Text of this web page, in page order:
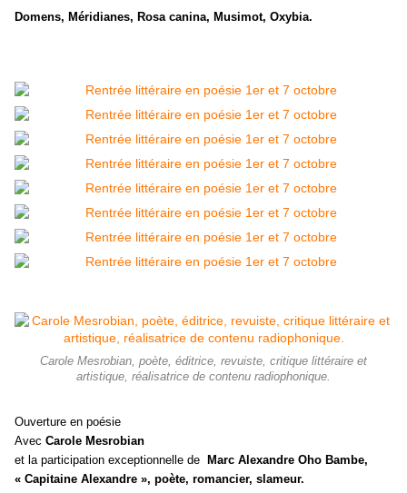
Domens, Méridianes, Rosa canina, Musimot, Oxybia.
Carole Mesrobian, poète, éditrice, revuiste, critique littéraire et
artistique, réalisatrice de contenu radiophonique.
Ouverture en poésie
Avec Carole Mesrobian
et la participation exceptionnelle de
Marc Alexandre Oho Bambe,
« Capitaine Alexandre », poète, romancier, slameur.